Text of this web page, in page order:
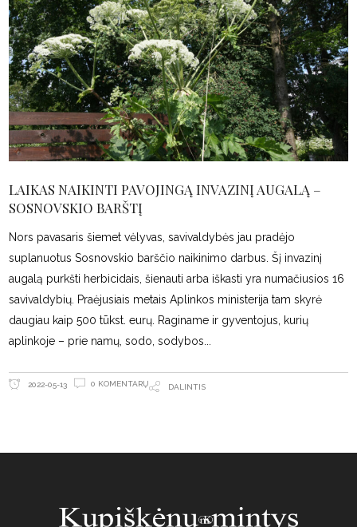
LAIKAS NAIKINTI PAVOJINGĄ INVAZINĮ AUGALĄ –
SOSNOVSKIO BARŠTĮ
Nors pavasaris šiemet vėlyvas, savivaldybės jau pradėjo
suplanuotus Sosnovskio barščio naikinimo darbus. Šį invazinį
augalą purkšti herbicidais, šienauti arba iškasti yra numačiusios 16
savivaldybių. Praėjusiais metais Aplinkos ministerija tam skyrė
daugiau kaip 500 tūkst. eurų. Raginame ir gyventojus, kurių
aplinkoje – prie namų, sodo, sodybos
2022-05-13 0 KOMENTARŲ DALINTIS